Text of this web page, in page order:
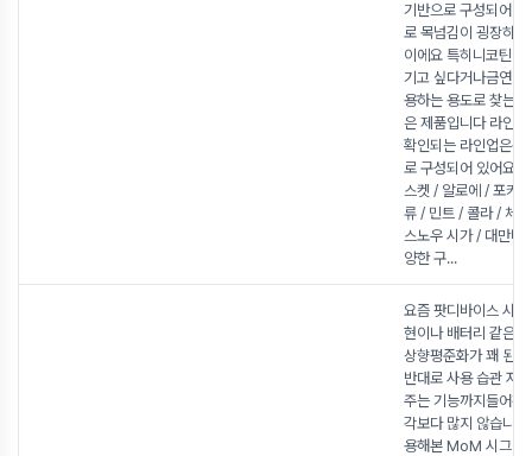
기반으로 구성되어
로 목넘김이 굉장히
이에요 특히니코틴
기고 싶다거나금연
용하는 용도로 찾는
은 제품입니다 라인
확인되는 라인업은총
로 구성되어 있어요
스켓 / 알로에 / 포카
류 / 민트 / 콜라 / 체
스노우 시가 / 대만바
양한 구...
요즘 팟디바이스 시
현이나 배터리 같은
상향평준화가 꽤 된
반대로 사용 습관 자
주는 기능까지들어간
각보다 많지 않습니
용해본 MoM 시그니